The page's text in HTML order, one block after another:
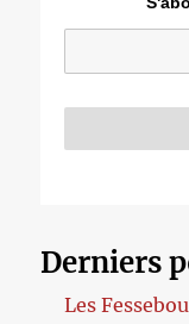
Derniers
Les